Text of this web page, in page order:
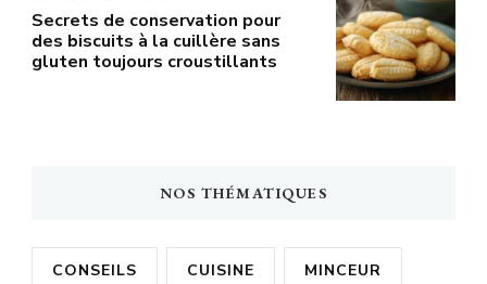
Secrets de conservation pour
des biscuits à la cuillère sans
gluten toujours croustillants
NOS THÉMATIQUES
CONSEILS CUISINE MINCEUR